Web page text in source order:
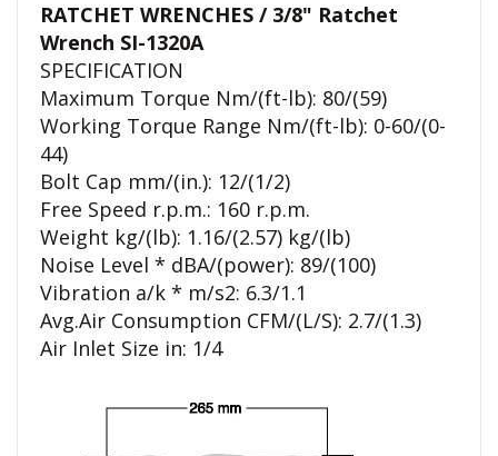
RATCHET WRENCHES / 3/8" Ratchet
Wrench SI-1320A
SPECIFICATION
Maximum Torque Nm/(ft-lb): 80/(59)
Working Torque Range Nm/(ft-lb): 0-60/(0-
44)
Bolt Cap mm/(in.): 12/(1/2)
Free Speed r.p.m.: 160 r.p.m.
Weight kg/(lb): 1.16/(2.57) kg/(lb)
Noise Level * dBA/(power): 89/(100)
Vibration a/k * m/s2: 6.3/1.1
Avg.Air Consumption CFM/(L/S): 2.7/(1.3)
Air Inlet Size in: 1/4